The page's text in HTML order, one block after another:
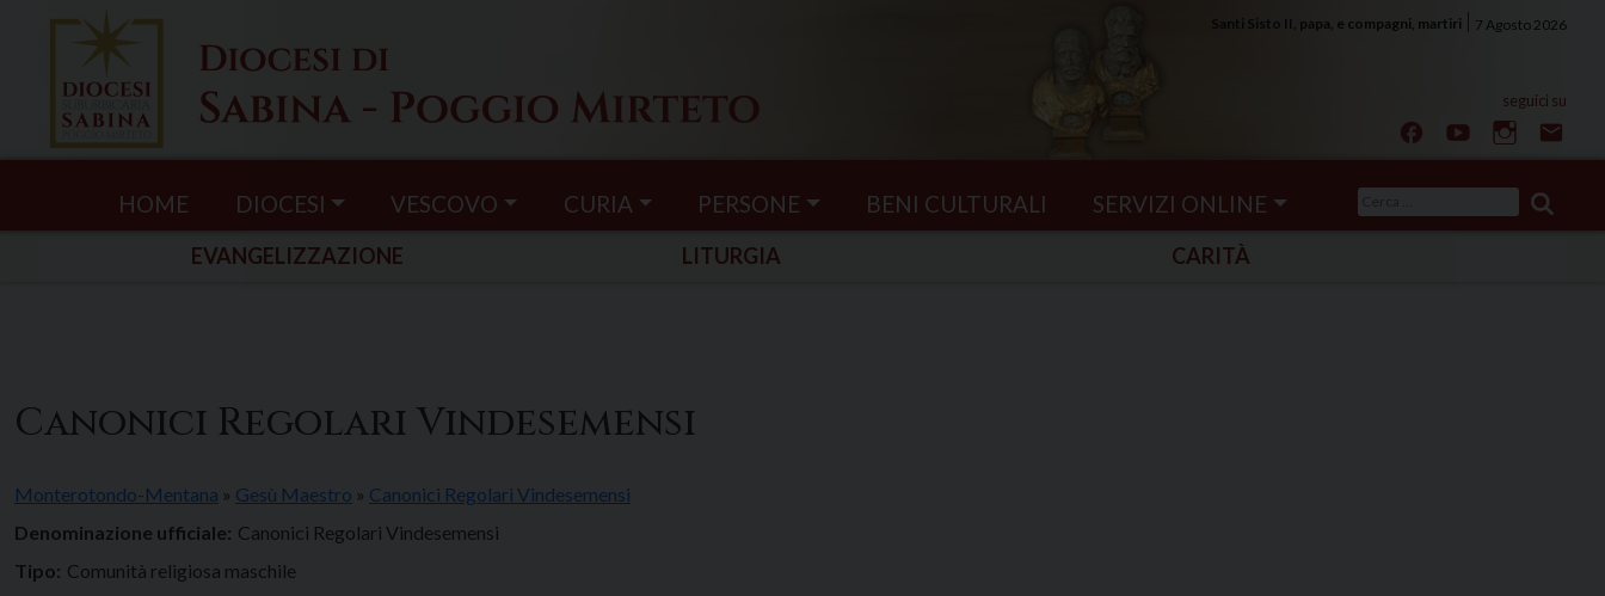
7 Agosto 2026
Santi Sisto II, papa, e compagni, martiri
HOME DIOCESI VESCOVO CURIA PERSONE BENI CULTURALI SERVIZI ONLINE
per:
EVANGELIZZAZIONE LITURGIA CARITÀ
Canonici Regolari Vindesemensi
Monterotondo-Mentana » Gesù Maestro » Canonici Regolari Vindesemensi
Denominazione ufficiale: Canonici Regolari Vindesemensi
Tipo: Comunità religiosa maschile